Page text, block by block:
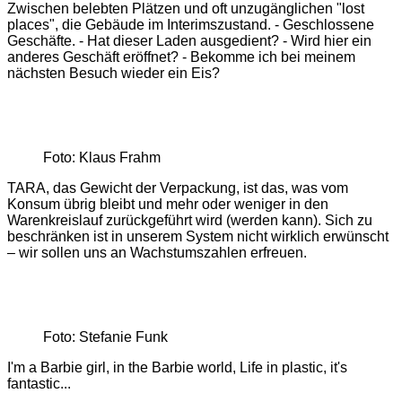
Zwischen belebten Plätzen und oft unzugänglichen "lost
places", die Gebäude im Interimszustand. - Geschlossene
Geschäfte. - Hat dieser Laden ausgedient? - Wird hier ein
anderes Geschäft eröffnet? - Bekomme ich bei meinem
nächsten Besuch wieder ein Eis?
Foto: Klaus Frahm
TARA, das Gewicht der Verpackung, ist das, was vom
Konsum übrig bleibt und mehr oder weniger in den
Warenkreislauf zurückgeführt wird (werden kann). Sich zu
beschränken ist in unserem System nicht wirklich erwünscht
– wir sollen uns an Wachstumszahlen erfreuen.
Foto: Stefanie Funk
I'm a Barbie girl, in the Barbie world, Life in plastic, it's
fantastic...